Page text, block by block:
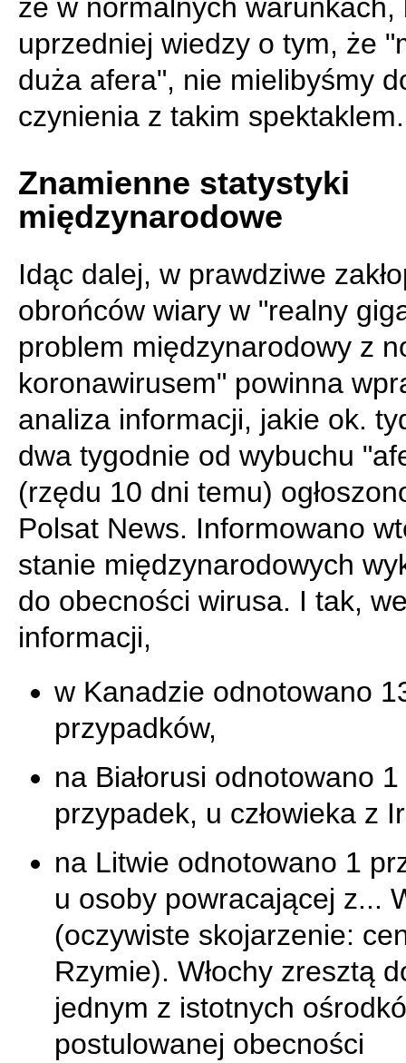
że w normalnych warunkach,
uprzedniej wiedzy o tym, że
duża afera", nie mielibyśmy
czynienia z takim spektaklem.
Znamienne statystyki
międzynarodowe
Idąc dalej, w prawdziwe
obrońców wiary w "realny
problem międzynarodowy z
koronawirusem" powinna
analiza informacji, jakie ok.
dwa tygodnie od wybuchu
(rzędu 10 dni temu)
Polsat News. Informowano
stanie międzynarodowych
do obecności wirusa. I tak,
informacji,
w Kanadzie odnotowano
przypadków,
na Białorusi odnotowano 1
przypadek, u człowieka z
na Litwie odnotowano 1
u osoby powracającej z...
(oczywiste skojarzenie:
Rzymie). Włochy zresztą
jednym z istotnych
postulowanej obecności